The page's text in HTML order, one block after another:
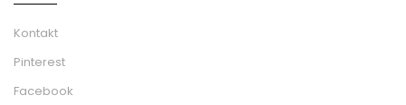
Kontakt
Pinterest
Facebook